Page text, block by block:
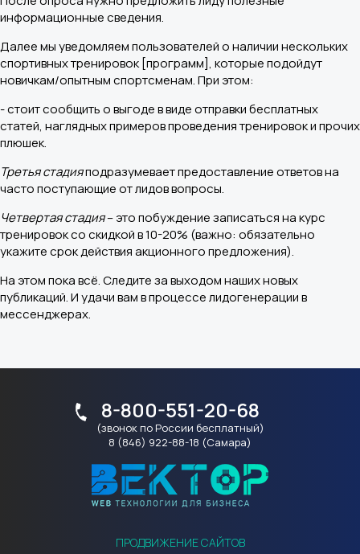
информационные сведения.
Далее мы уведомляем пользователей о наличии нескольких
спортивных тренировок [программ], которые подойдут
новичкам/опытным спортсменам. При этом:
- стоит сообщить о выгоде в виде отправки бесплатных
статей, наглядных примеров проведения тренировок и прочих
плюшек.
Третья стадияподразумевает предоставление ответов на
часто поступающие от лидов вопросы.
Четвертая стадия– это побуждение записаться на курс
тренировок со скидкой в 10-20% (важно: обязательно
укажите срок действия акционного предложения).
На этом пока всё. Следите за выходом наших новых
публикаций. И удачи вам в процессе лидогенерации в
мессенджерах.
8-800-551-20-68
(звонок по России бесплатный)
8 (846) 922-88-18 (Самара)
ПРОДВИЖЕНИЕ САЙТОВ